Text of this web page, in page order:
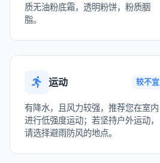
质无油粉底霜，透明粉饼，粉质胭
脂。
运动 较不宜
有降水，且风力较强，推荐您在室内
进行低强度运动；若坚持户外运动，
请选择避雨防风的地点。